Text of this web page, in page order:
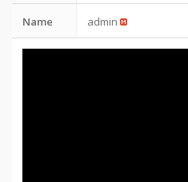
Name admin